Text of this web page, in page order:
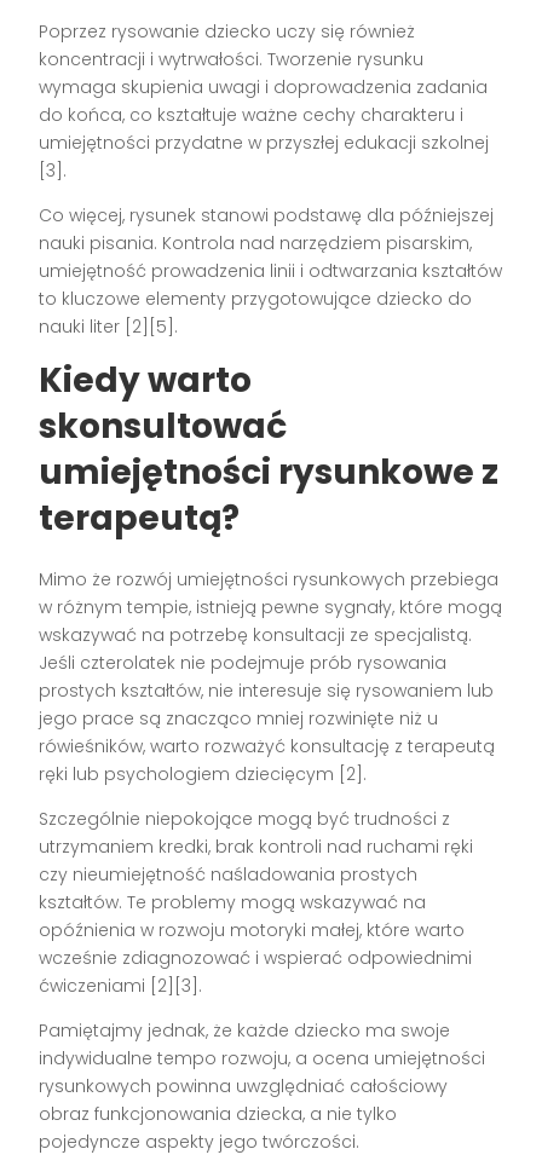
Poprzez rysowanie dziecko uczy się również
koncentracji i wytrwałości. Tworzenie rysunku
wymaga skupienia uwagi i doprowadzenia zadania
do końca, co kształtuje ważne cechy charakteru i
umiejętności przydatne w przyszłej edukacji szkolnej
[3].
Co więcej, rysunek stanowi podstawę dla późniejszej
nauki pisania. Kontrola nad narzędziem pisarskim,
umiejętność prowadzenia linii i odtwarzania kształtów
to kluczowe elementy przygotowujące dziecko do
nauki liter [2][5].
Kiedy warto
skonsultować
umiejętności rysunkowe z
terapeutą?
Mimo że rozwój umiejętności rysunkowych przebiega
w różnym tempie, istnieją pewne sygnały, które mogą
wskazywać na potrzebę konsultacji ze specjalistą.
Jeśli czterolatek nie podejmuje prób rysowania
prostych kształtów, nie interesuje się rysowaniem lub
jego prace są znacząco mniej rozwinięte niż u
rówieśników, warto rozważyć konsultację z terapeutą
ręki lub psychologiem dziecięcym [2].
Szczególnie niepokojące mogą być trudności z
utrzymaniem kredki, brak kontroli nad ruchami ręki
czy nieumiejętność naśladowania prostych
kształtów. Te problemy mogą wskazywać na
opóźnienia w rozwoju motoryki małej, które warto
wcześnie zdiagnozować i wspierać odpowiednimi
ćwiczeniami [2][3].
Pamiętajmy jednak, że każde dziecko ma swoje
indywidualne tempo rozwoju, a ocena umiejętności
rysunkowych powinna uwzględniać całościowy
obraz funkcjonowania dziecka, a nie tylko
pojedyncze aspekty jego twórczości.